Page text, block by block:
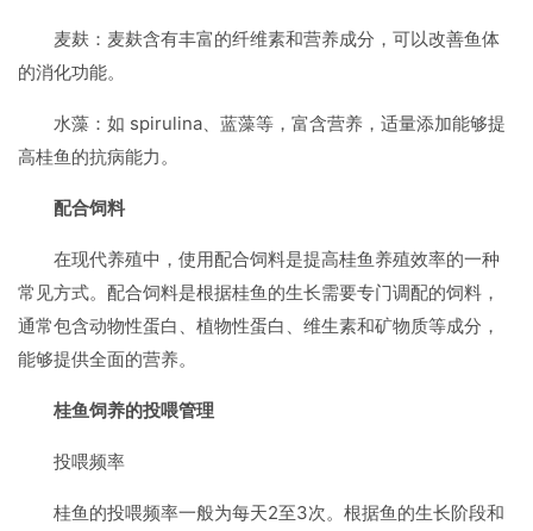
麦麸：麦麸含有丰富的纤维素和营养成分，可以改善鱼体
的消化功能。
水藻：如 spirulina、蓝藻等，富含营养，适量添加能够提
高桂鱼的抗病能力。
配合饲料
在现代养殖中，使用配合饲料是提高桂鱼养殖效率的一种
常见方式。配合饲料是根据桂鱼的生长需要专门调配的饲料，
通常包含动物性蛋白、植物性蛋白、维生素和矿物质等成分，
能够提供全面的营养。
桂鱼饲养的投喂管理
投喂频率
桂鱼的投喂频率一般为每天2至3次。根据鱼的生长阶段和